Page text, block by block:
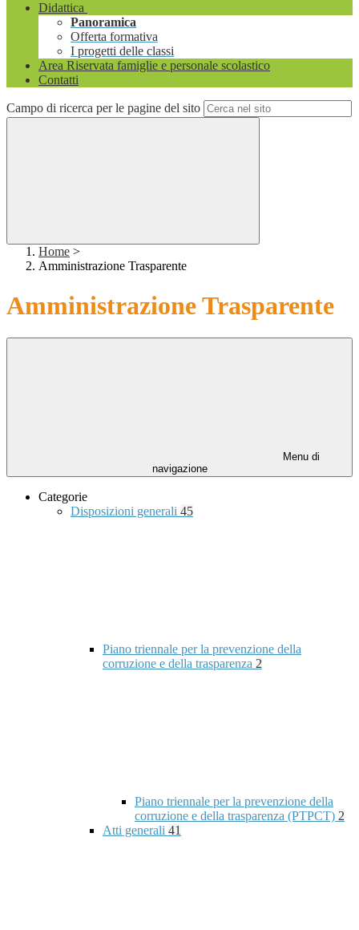
Didattica
Panoramica
Offerta formativa
I progetti delle classi
Area Riservata famiglie e personale scolastico
Contatti
Campo di ricerca per le pagine del sito
Home >
Amministrazione Trasparente
Amministrazione Trasparente
Menu di
navigazione
Categorie
Disposizioni generali 45
Piano triennale per la prevenzione della
corruzione e della trasparenza 2
Piano triennale per la prevenzione della
corruzione e della trasparenza (PTPCT) 2
Atti generali 41